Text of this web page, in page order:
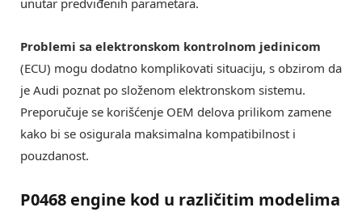
unutar predviđenih parametara.
Problemi sa elektronskom kontrolnom jedinicom
(ECU) mogu dodatno komplikovati situaciju, s obzirom da
je Audi poznat po složenom elektronskom sistemu.
Preporučuje se korišćenje OEM delova prilikom zamene
kako bi se osigurala maksimalna kompatibilnost i
pouzdanost.
P0468 engine kod u različitim modelima